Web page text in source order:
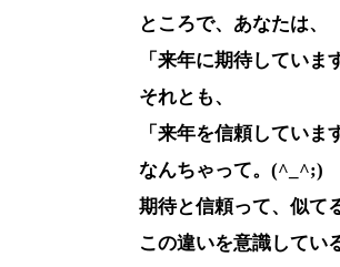
ところで、あなたは、
「来年に期待していま
それとも、
「来年を信頼していま
なんちゃって。(^_^;)
期待と信頼って、似て
この違いを意識してい